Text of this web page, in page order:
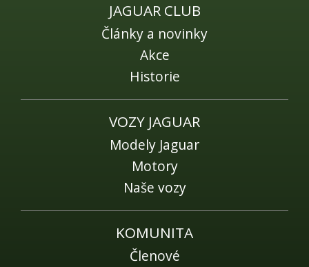
JAGUAR CLUB
Články a novinky
Akce
Historie
VOZY JAGUAR
Modely Jaguar
Motory
Naše vozy
KOMUNITA
Členové